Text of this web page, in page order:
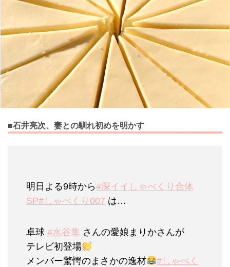
■石井亮次、妻との馴れ初めを明かす
明日よる9時から#深イイしゃべくり合体
SP#しゃべくり007 は…
卓球 #水谷隼 さんの愛娘まりかさんが
テレビ初登場
メンバー驚愕のまさかの逸材
#しゃべく